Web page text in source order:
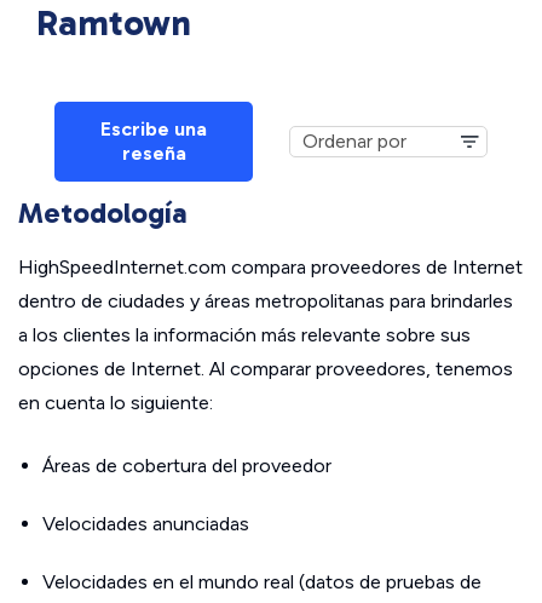
Ramtown
Escribe una
reseña
Metodología
HighSpeedInternet.com compara proveedores de Internet
dentro de ciudades y áreas metropolitanas para brindarles
a los clientes la información más relevante sobre sus
opciones de Internet. Al comparar proveedores, tenemos
en cuenta lo siguiente:
Áreas de cobertura del proveedor
Velocidades anunciadas
Velocidades en el mundo real (datos de pruebas de